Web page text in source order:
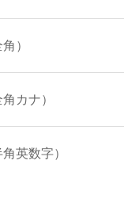
角）
角カナ）
角英数字）